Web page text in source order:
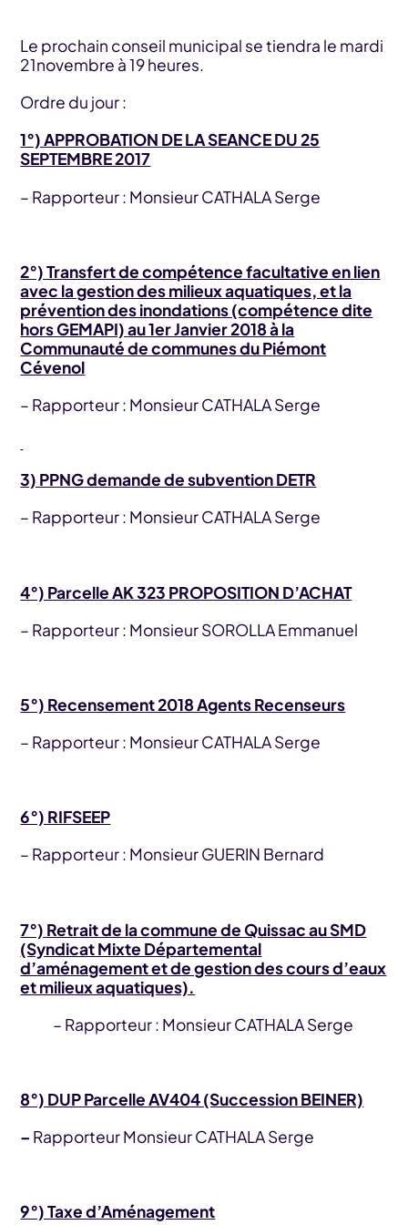
Le prochain conseil municipal se tiendra le mardi
21novembre à 19 heures.
Ordre du jour :
1°) APPROBATION DE LA SEANCE DU 25
SEPTEMBRE 2017
– Rapporteur : Monsieur CATHALA Serge
2°) Transfert de compétence facultative en lien
avec la gestion des milieux aquatiques, et la
prévention des inondations (compétence dite
hors GEMAPI) au 1er Janvier 2018 à la
Communauté de communes du Piémont
Cévenol
– Rapporteur : Monsieur CATHALA Serge
3) PPNG demande de subvention DETR
– Rapporteur : Monsieur CATHALA Serge
4°) Parcelle AK 323 PROPOSITION D’ACHAT
– Rapporteur : Monsieur SOROLLA Emmanuel
5°) Recensement 2018 Agents Recenseurs
– Rapporteur : Monsieur CATHALA Serge
6°) RIFSEEP
– Rapporteur : Monsieur GUERIN Bernard
7°) Retrait de la commune de Quissac au SMD
(Syndicat Mixte Départemental
d’aménagement et de gestion des cours d’eaux
et milieux aquatiques).
– Rapporteur : Monsieur CATHALA Serge
8°) DUP Parcelle AV404 (Succession BEINER)
– Rapporteur Monsieur CATHALA Serge
9°) Taxe d’Aménagement